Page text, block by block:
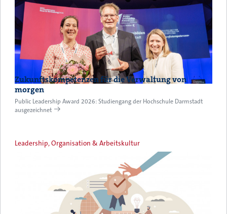
Zukunftskompetenzen für die Verwaltung von
morgen
Public Leadership Award 2026: Studiengang der Hochschule Darmstadt
ausgezeichnet
Leadership, Organisation & Arbeitskultur